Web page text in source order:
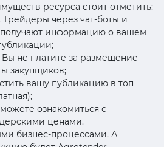
ресурса стоит отметить:
Трейдеры через чат-боты и
получают информацию о вашем
не платите за размещение
закупщиков;
вашу публикацию в топ
ознакомиться с
ценами.
бизнес-процессами. А